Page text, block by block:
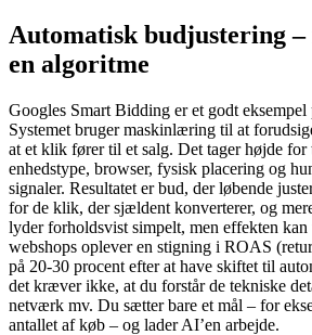
Automatisk budjustering –
en algoritme
Googles Smart Bidding er et godt
Systemet bruger maskinlæring til at
at et klik fører til et salg. Det tager højde for
enhedstype, browser, fysisk placering og
signaler. Resultatet er bud, der løbende
for de klik, der sjældent konverterer, og
lyder forholdsvist simpelt, men effekten
webshops oplever en stigning i ROAS
på 20-30 procent efter at have skiftet til
det kræver ikke, at du forstår de tekniske
netværk mv. Du sætter bare et mål – for
antallet af køb – og lader AI’en arbejde.